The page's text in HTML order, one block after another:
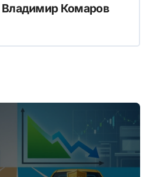
Владимир Комаров